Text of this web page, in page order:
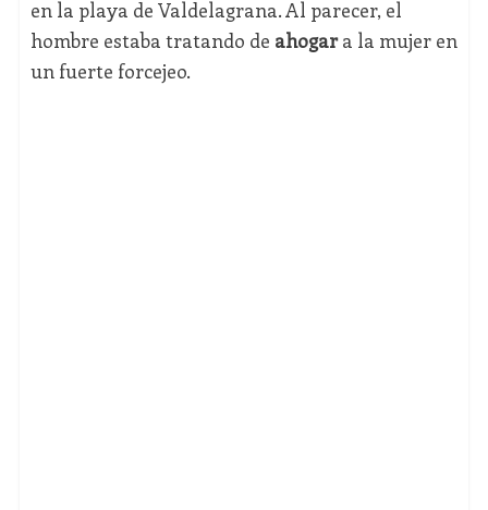
en la playa de Valdelagrana. Al parecer, el
hombre estaba tratando de ahogara la mujer en
un fuerte forcejeo.